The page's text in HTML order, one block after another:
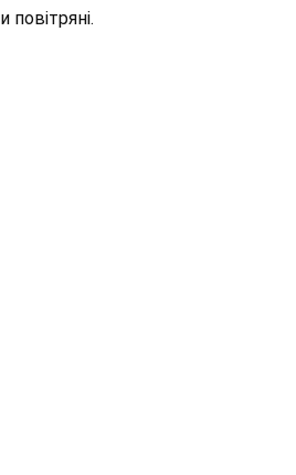
повітряні.